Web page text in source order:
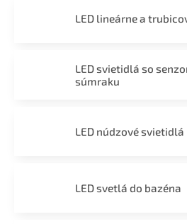
LED lineárne a
LED svietidlá so
súmraku
LED núdzové svietidlá
LED svetlá do bazéna